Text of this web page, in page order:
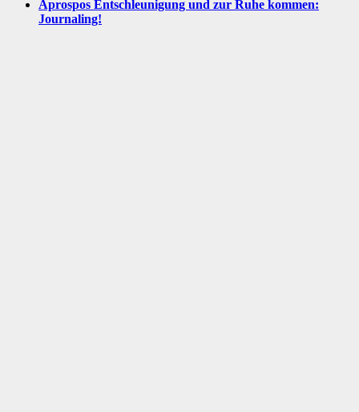
Aprospos Entschleunigung und zur Ruhe kommen:
Journaling!